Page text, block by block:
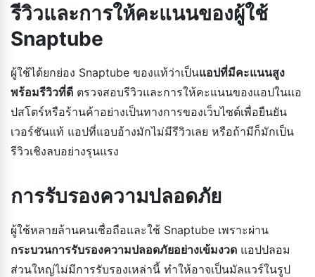
รีวิวและการให้คะแนนของผู้ใช้
Snaptube
ผู้ใช้ได้ยกย่อง Snaptube ของแท้ว่าเป็นแอปที่มีคะแนนสูง
พร้อมรีวิวที่ดี ตรวจสอบรีวิวและการให้คะแนนของแอปในแอ
ปสโตร์หรือร้านค้าอย่างเป็นทางการของเว็บไซต์เพื่อยืนยัน
เวอร์ชันแท้ แอปที่แอบอ้างมักไม่มีรีวิวเลย หรือถ้ามีก็มักเป็น
รีวิวเชิงลบอย่างรุนแรง
การรับรองความปลอดภัย
ผู้ใช้หลายล้านคนเชื่อถือและใช้ Snaptube เพราะผ่าน
กระบวนการรับรองความปลอดภัยอย่างเข้มงวด แอปปลอม
ส่วนใหญ่ไม่มีการรับรองเหล่านี้ ทำให้อาจเป็นมัลแวร์ในรูป